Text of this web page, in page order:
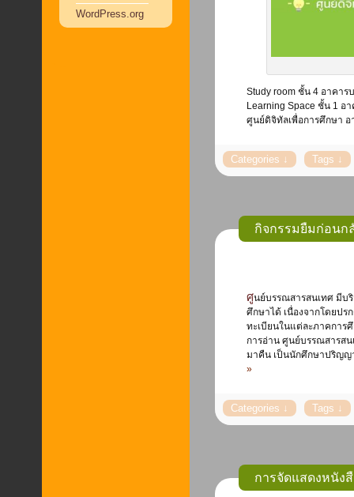
WordPress.org
Study room ชั้น 4 อาคา
Learning Space ชั้น 1 อ
ศูนย์ดิจิทัลเพื่อการศึกษา
กิจกรรมยืมก่อนก
ศูนย์บรรณสารสนเทศ มีบริการใหม่เพื่อเปิดโอกาสให้ นักศึกษา สามารถยืมหนังสือกลับไปอ่านในช่วงปิดภาคการ
ศึกษาได้ เนื่องจากโดยป
ทะเบียนในแต่ละภาคการ
การอ่าน ศูนย์บรรณสารส
มาคืน เป็นนักศึกษาปริญ
»
การจัดแสดงหนัง